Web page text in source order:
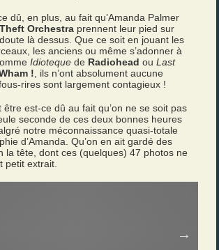
dû, en plus, au fait qu’Amanda Palmer
Orchestra prennent leur pied sur
là dessus. Que ce soit en jouant les
les anciens ou même s’adonner à
Idioteque de Radiohead ouLast
! , ils n’ont absolument aucune
rires sont largement contagieux !
être est-ce dû au fait qu’on ne se soit pas
seconde de ces deux bonnes heures
notre méconnaissance quasi-totale
d’Amanda. Qu’on en ait gardé des
la tête, dont ces (quelques) 47 photos ne
petit extrait.